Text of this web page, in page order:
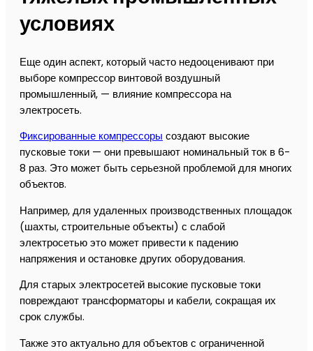
условиях
Еще один аспект, который часто недооценивают при
выборе компрессор винтовой воздушный
промышленный, — влияние компрессора на
электросеть.
Фиксированные компрессоры создают высокие
пусковые токи — они превышают номинальный ток в 6-
8 раз. Это может быть серьезной проблемой для многих
объектов.
Например, для удаленных производственных площадок
(шахты, строительные объекты) с слабой
электросетью это может привести к падению
напряжения и остановке других оборудования.
Для старых электросетей высокие пусковые токи
повреждают трансформаторы и кабели, сокращая их
срок службы.
Также это актуально для объектов с ограниченной